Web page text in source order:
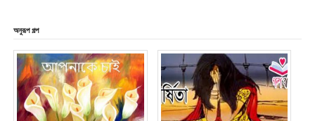
অনুরূপ গল্প